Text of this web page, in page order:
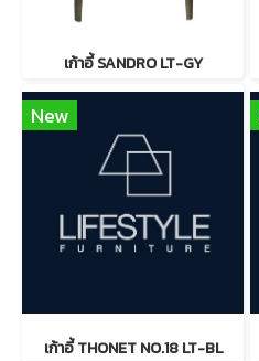
เก้าอี้ SANDRO LT-GY
New
เก้าอี้ THONET NO.18 LT-BL